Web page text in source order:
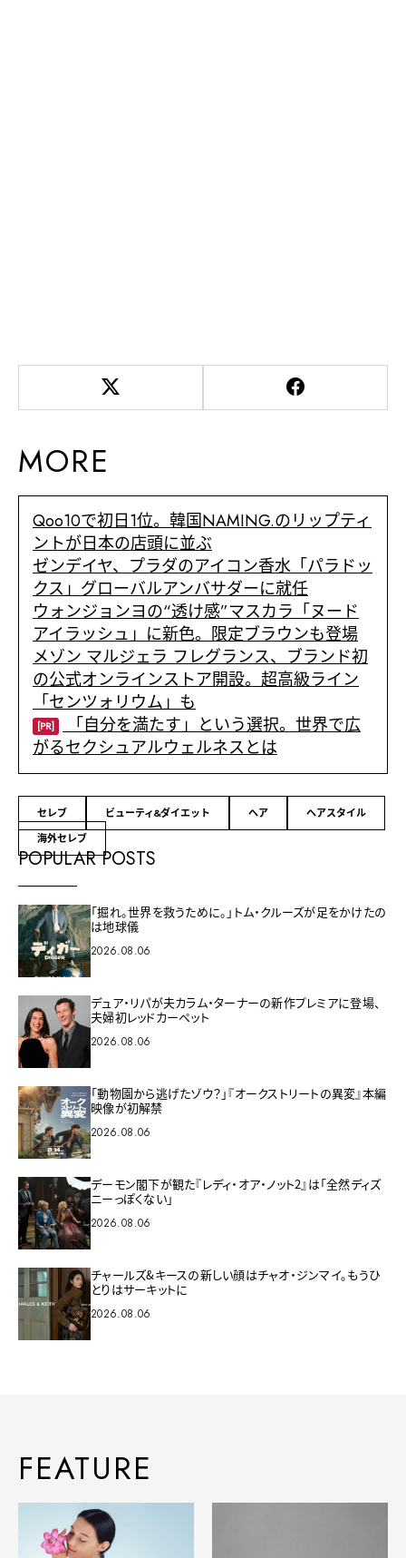
MORE
Qoo10で初日1位。韓国NAMING.のリップティ
ントが日本の店頭に並ぶ
ゼンデイヤ、プラダのアイコン香水「パラドッ
クス」グローバルアンバサダーに就任
ウォンジョンヨの“透け感”マスカラ「ヌード
アイラッシュ」に新色。限定ブラウンも登場
メゾン マルジェラ フレグランス、ブランド初
の公式オンラインストア開設。超高級ライン
「センツォリウム」も
[PR]
「自分を満たす」という選択。世界で広
がるセクシュアルウェルネスとは
セレブ ビューティ&ダイエット ヘア
ヘアスタイル
海外セレブ
POPULAR POSTS
「掘れ。世界を救うために。」トム・クルーズが足をかけたの
は地球儀
2026.08.06
デュア・リパが夫カラム・ターナーの新作プレミアに登場、
夫婦初レッドカーペット
2026.08.06
「動物園から逃げたゾウ？」『オークストリートの異変』本編
映像が初解禁
2026.08.06
デーモン閣下が観た『レディ・オア・ノット2』は「全然ディズ
ニーっぽくない」
2026.08.06
チャールズ&キースの新しい顔はチャオ・ジンマイ。もうひ
とりはサーキットに
2026.08.06
FEATURE